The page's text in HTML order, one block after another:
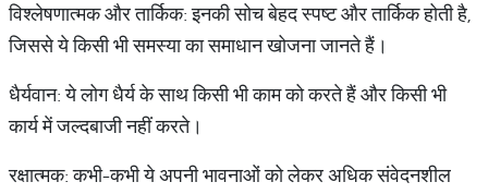
विश्लेषणात्मक और तार्किक: इनकी सोच बेहद स्पष्ट और तार्किक होती है,
जिससे ये किसी भी समस्या का समाधान खोजना जानते हैं।
धैर्यवान: ये लोग धैर्य के साथ किसी भी काम को करते हैं और किसी भी
कार्य में जल्दबाजी नहीं करते।
रक्षात्मक: कभी-कभी ये अपनी भावनाओं को लेकर अधिक संवेदनशील